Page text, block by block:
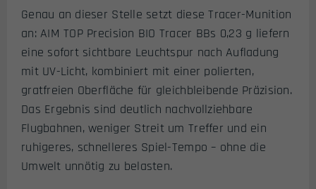
Genau an dieser Stelle setzt diese Tracer-Munition
an: AIM TOP Precision BIO Tracer BBs 0,23 g liefern
eine sofort sichtbare Leuchtspur nach Aufladung
mit UV-Licht, kombiniert mit einer polierten,
gratfreien Oberfläche für gleichbleibende Präzision.
Das Ergebnis sind deutlich nachvollziehbare
Flugbahnen, weniger Streit um Treffer und ein
ruhigeres, schnelleres Spiel-Tempo – ohne die
Umwelt unnötig zu belasten.